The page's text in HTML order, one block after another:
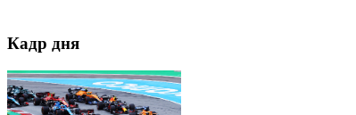
Кадр дня